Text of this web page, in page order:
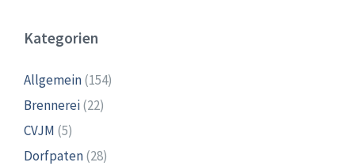
Kategorien
Allgemein(154)
Brennerei(22)
CVJM (5)
Dorfpaten(28)